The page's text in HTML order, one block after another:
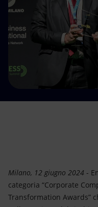
Innovazione
Scenari energetici
Milano, 12 giugno 2024 -
categoria “Corporate
Transformation Awards”